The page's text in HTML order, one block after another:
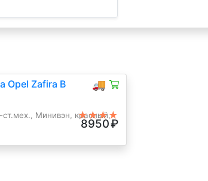
🚚
Opel Zafira B
ст.мех., Минивэн, красный,
★★★★
★
8950₽